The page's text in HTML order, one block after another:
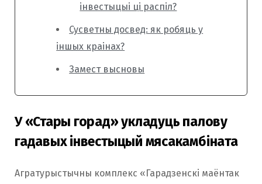
інвестыцыі ці распіл?
Сусветны досвед: як робяць у
іншых краінах?
Замест высновы
У «Стары горад» укладуць палову
гадавых інвестыцый мясакамбіната
Агратурыстычны комплекс «Гарадзенскі маёнтак